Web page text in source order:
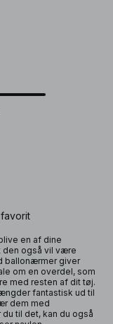
en af dine
den også vil være
ballonærmer giver
om en overdel, som
med resten af dit tøj.
fantastisk ud til
dem med
til det, kan du også